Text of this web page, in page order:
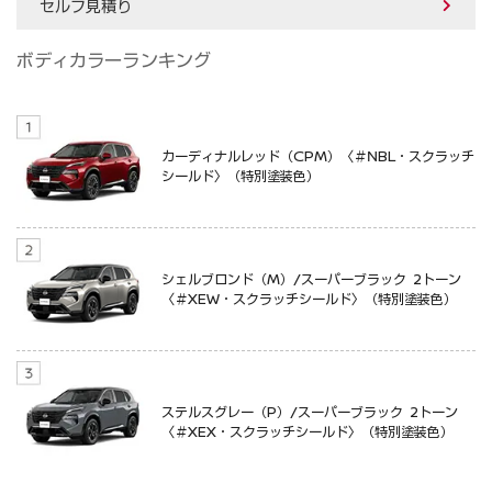
セルフ見積り
ボディカラーランキング
カーディナルレッド（CPM）〈＃NBL・スクラッチ
シールド〉（特別塗装色）
シェルブロンド（M）/スーパーブラック 2トーン
〈＃XEW・スクラッチシールド〉（特別塗装色）
ステルスグレー（P）/スーパーブラック 2トーン
〈＃XEX・スクラッチシールド〉（特別塗装色）